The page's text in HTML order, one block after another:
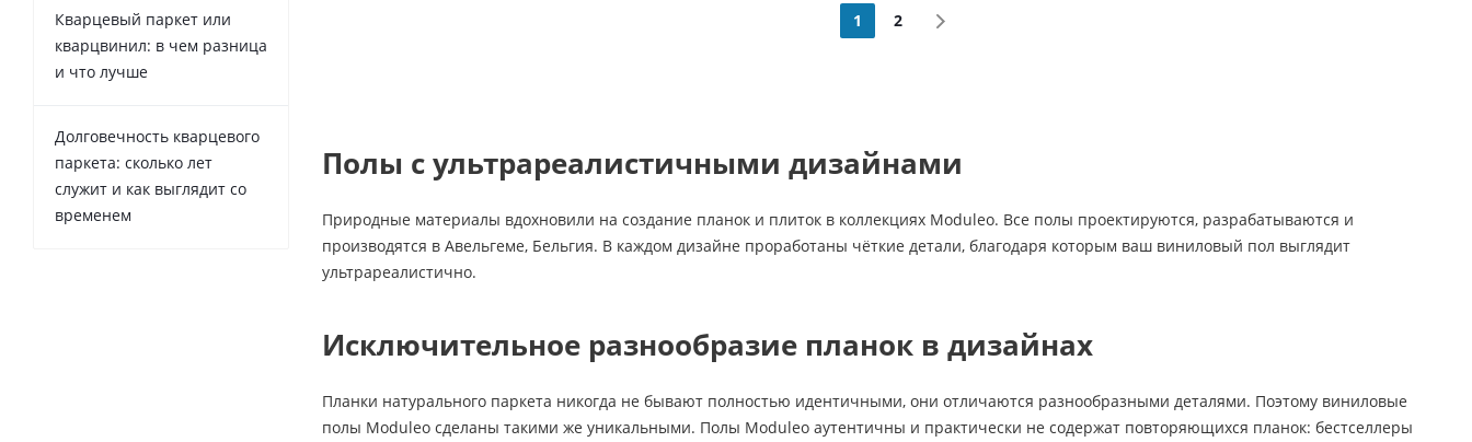
1 2
Полы с ультрареалистичными дизайнами
Природные материалы вдохновили на создание планок и плиток в коллекциях Moduleo. Все полы проектируются, разрабатываются и
производятся в Авельгеме, Бельгия. В каждом дизайне проработаны чёткие детали, благодаря которым ваш виниловый пол выглядит
ультрареалистично.
Исключительное разнообразие планок в дизайнах
Планки натурального паркета никогда не бывают полностью идентичными, они отличаются разнообразными деталями. Поэтому виниловые
полы Moduleo сделаны такими же уникальными. Полы Moduleo аутентичны и практически не содержат повторяющихся планок: бестселлеры
Кварцевый паркет или
кварцвинил: в чем разница
и что лучше
Долговечность кварцевого
паркета: сколько лет
служит и как выглядит со
временем